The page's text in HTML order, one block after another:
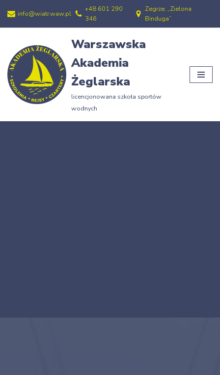
Przejdź
treści
info@wiatr.waw.pl
+48 601 290
346
Zegrze, „Zielona
Binduga”
Warszawska
Akademia
Żeglarska
licencjonowana szkoła sportów
wodnych